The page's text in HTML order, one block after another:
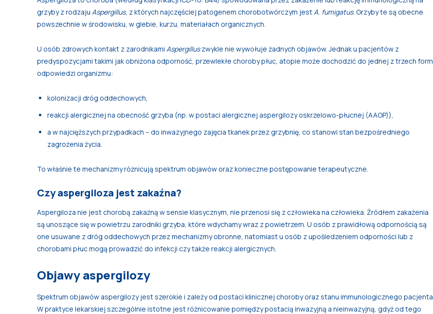
grzyby z rodzaju Aspergillus, z których najczęściej patogenem chorobotwórczym jest A. fumigatus. Grzyby te są obecne
powszechnie w środowisku, w glebie, kurzu, materiałach organicznych.
U osób zdrowych kontakt z zarodnikami Aspergilluszwykle nie wywołuje żadnych objawów. Jednak u pacjentów z
predyspozycjami takimi jak obniżona odporność, przewlekłe choroby płuc, atopie może dochodzić do jednej z trzech form
odpowiedzi organizmu:
kolonizacji dróg oddechowych,
reakcji alergicznej na obecność grzyba (np. w postaci alergicznej aspergilozy oskrzelowo-płucnej (AAOP)),
a w najcięższych przypadkach – do inwazyjnego zajęcia tkanek przez grzybnię, co stanowi stan bezpośredniego
zagrożenia życia.
To właśnie te mechanizmy różnicują spektrum objawów oraz konieczne postępowanie terapeutyczne.
Czy aspergiloza jest zakaźna?
Aspergiloza nie jest chorobą zakaźną w sensie klasycznym, nie przenosi się z człowieka na człowieka. Źródłem zakażenia
są unoszące się w powietrzu zarodniki grzyba, które wdychamy wraz z powietrzem. U osób z prawidłową odpornością są
one usuwane z dróg oddechowych przez mechanizmy obronne, natomiast u osób z upośledzeniem odporności lub z
chorobami płuc mogą prowadzić do infekcji czy także reakcji alergicznych.
Objawy aspergilozy
Spektrum objawów aspergilozy jest szerokie i zależy od postaci klinicznej choroby oraz stanu immunologicznego pacjenta.
W praktyce lekarskiej szczególnie istotne jest różnicowanie pomiędzy postacią inwazyjną a nieinwazyjną, gdyż od tego